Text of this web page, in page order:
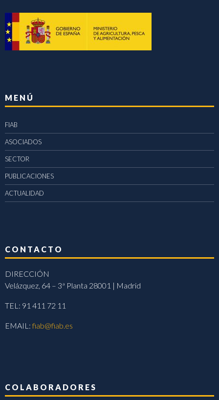
MENÚ
FIAB
ASOCIADOS
SECTOR
PUBLICACIONES
ACTUALIDAD
CONTACTO
DIRECCIÓN
Velázquez, 64 – 3ª Planta 28001 | Madrid
TEL: 91 411 72 11
EMAIL:fiab@fiab.es
COLABORADORES